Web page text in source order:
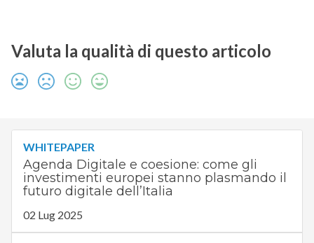
Valuta la qualità di questo articolo
WHITEPAPER
Agenda Digitale e coesione: come gli
investimenti europei stanno plasmando il
futuro digitale dell’Italia
02 Lug 2025